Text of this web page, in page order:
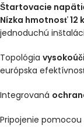
Štartovacie
Nízka hmotnosť 12
jednoduchú
Topológia
európska
Integrovaná
Pripojenie